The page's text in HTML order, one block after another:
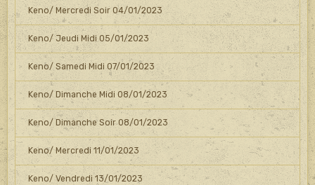
Keno/ Mercredi Soir 04/01/2023
Keno/ Jeudi Midi 05/01/2023
Keno/ Samedi Midi 07/01/2023
Keno/ Dimanche Midi 08/01/2023
Keno/ Dimanche Soir 08/01/2023
Keno/ Mercredi 11/01/2023
Keno/ Vendredi 13/01/2023